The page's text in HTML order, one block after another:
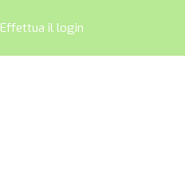
Effettua il login